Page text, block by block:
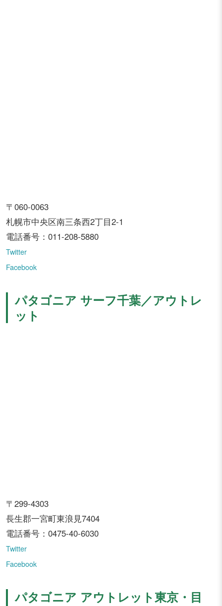
〒060-0063
札幌市中央区南三条西2丁目2-1
電話番号：011-208-5880
Twitter
Facebook
パタゴニア サーフ千葉／アウトレ
ット
〒299-4303
長生郡一宮町東浪見7404
電話番号：0475-40-6030
Twitter
Facebook
パタゴニア アウトレット東京・目